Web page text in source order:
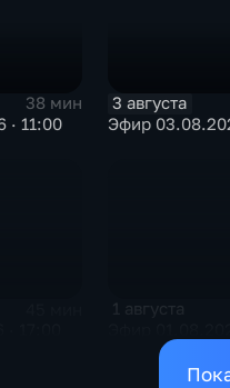
38 мин
· 11:00
3 августа
Эфир
1 августа